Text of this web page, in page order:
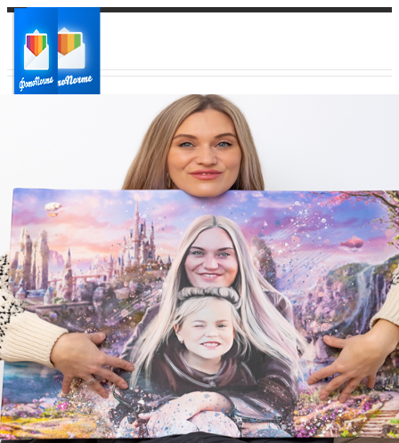
Ваш регион доставки
Выберите из списка: